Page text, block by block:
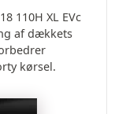
110H XL EVc
af dækkets
kørsel.